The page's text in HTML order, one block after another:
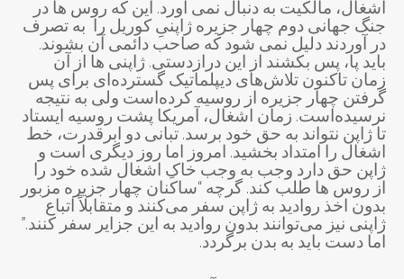
اشغال، مالکیت به دنبال نمی آورد. این که روس ها در
جنگ جهانی دوم چهار جزیره ژاپنیِ کوریل را به تصرف
در آوردند دلیل نمی شود که صاحب دائمی آن بشوند.
باید پا، پس بکشند از این درازدستی. ژاپنی ها از آن
زمان تاکنون تلاش‌های دیپلماتیک گسترده‌ای برای پس
گرفتن چهار جزیره از روسیه کرده‌است ولی به نتیجه
نرسیده‌است. زمان اشغال، آمریکا پشت روسیه ایستاد
تا ژاپن نتواند به حق خود برسد. تبانی دو ابرقدرت، خط
اشغال را امتداد بخشید. امروز اما روز دیگری است و
ژاپن حق دارد وجب به وجب خاکِ اشغال شده خود را
از روس ها طلب کند. گرچه “ساکنان چهار جزیره مزبور
بدون اخذ روادید به ژاپن سفر می‌کنند و متقابلاً اتباع
ژاپنی نیز می‌توانند بدون روادید به این جزایر سفر کنند.”
اما دست باید به بدن برگردد.